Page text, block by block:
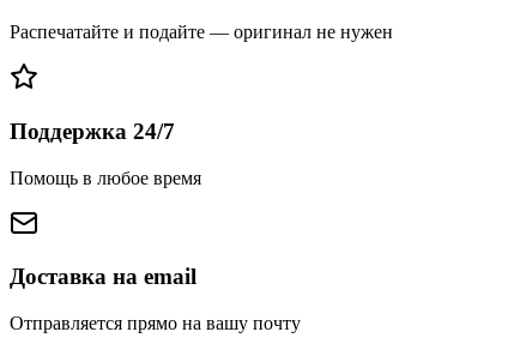
Распечатайте и подайте — оригинал не нужен
Поддержка 24/7
Помощь в любое время
Доставка на email
Отправляется прямо на вашу почту